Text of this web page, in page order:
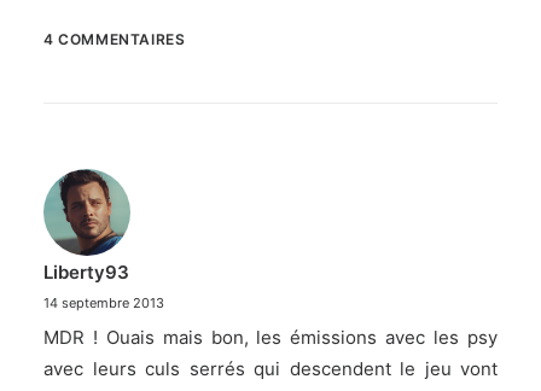
4 COMMENTAIRES
Liberty93
14 septembre 2013
MDR ! Ouais mais bon, les émissions avec les psy
avec leurs culs serrés qui descendent le jeu vont